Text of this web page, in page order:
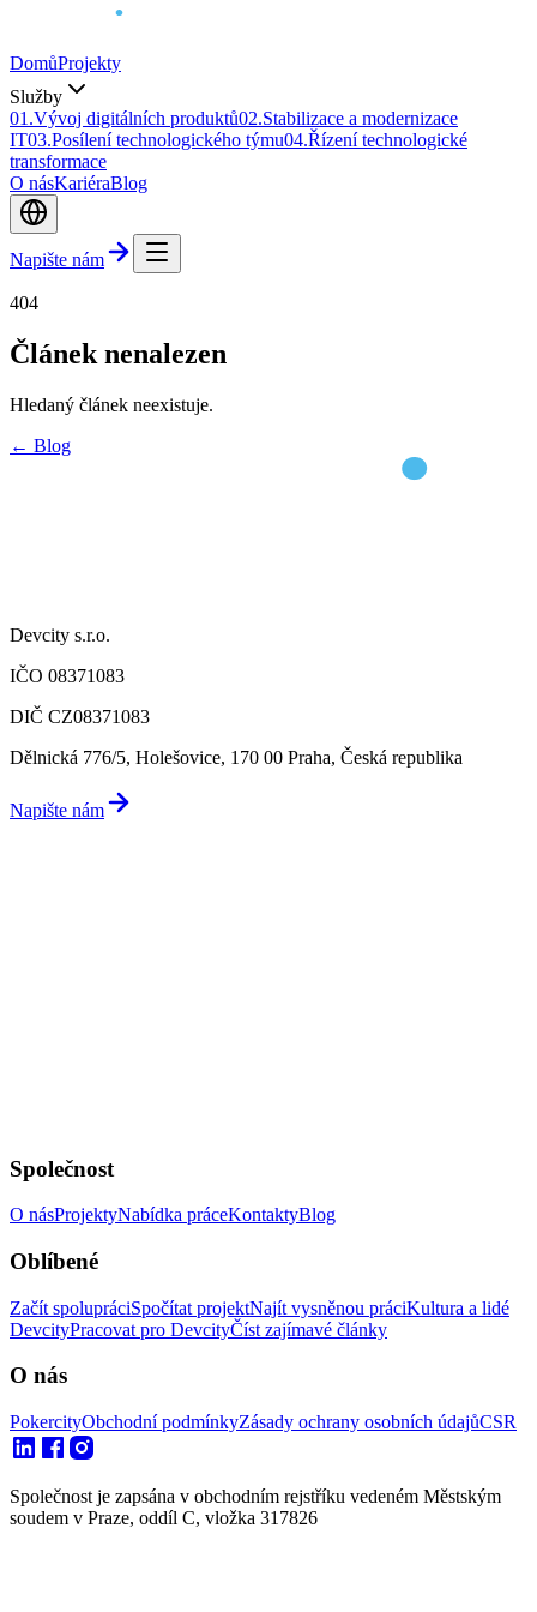
DomůProjekty
Služby
01 .Vývoj digitálních produktů02.Stabilizace a modernizace
IT03.Posílení technologického týmu04.Řízení technologické
transformace
O násKariéraBlog
Napište nám
404
Článek nenalezen
Hledaný článek neexistuje.
← Blog
Devcity s.r.o.
IČO 08371083
DIČ CZ08371083
Dělnická 776/5, Holešovice, 170 00 Praha, Česká republika
Napište nám
Společnost
O násProjektyNabídka práceKontaktyBlog
Oblíbené
Začít spolupráciSpočítat projektNajít vysněnou práciKultura a lidé
DevcityPracovat pro DevcityČíst zajímavé články
O nás
PokercityObchodní podmínkyZásady ochrany osobních údajůCSR
Společnost je zapsána v obchodním rejstříku vedeném Městským
soudem v Praze, oddíl C, vložka 317826